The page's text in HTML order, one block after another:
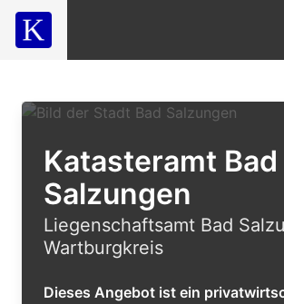
Katasteramt Bad
Salzungen
Liegenschaftsamt Bad
Wartburgkreis
Dieses Angebot ist ein